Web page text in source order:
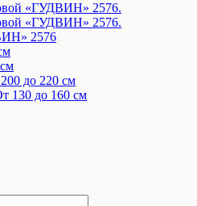
2576
до 220 см
130 до 160 см